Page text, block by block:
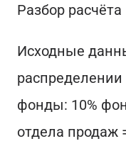
Разбор
Исходные
фонды: 10%
отдела продаж